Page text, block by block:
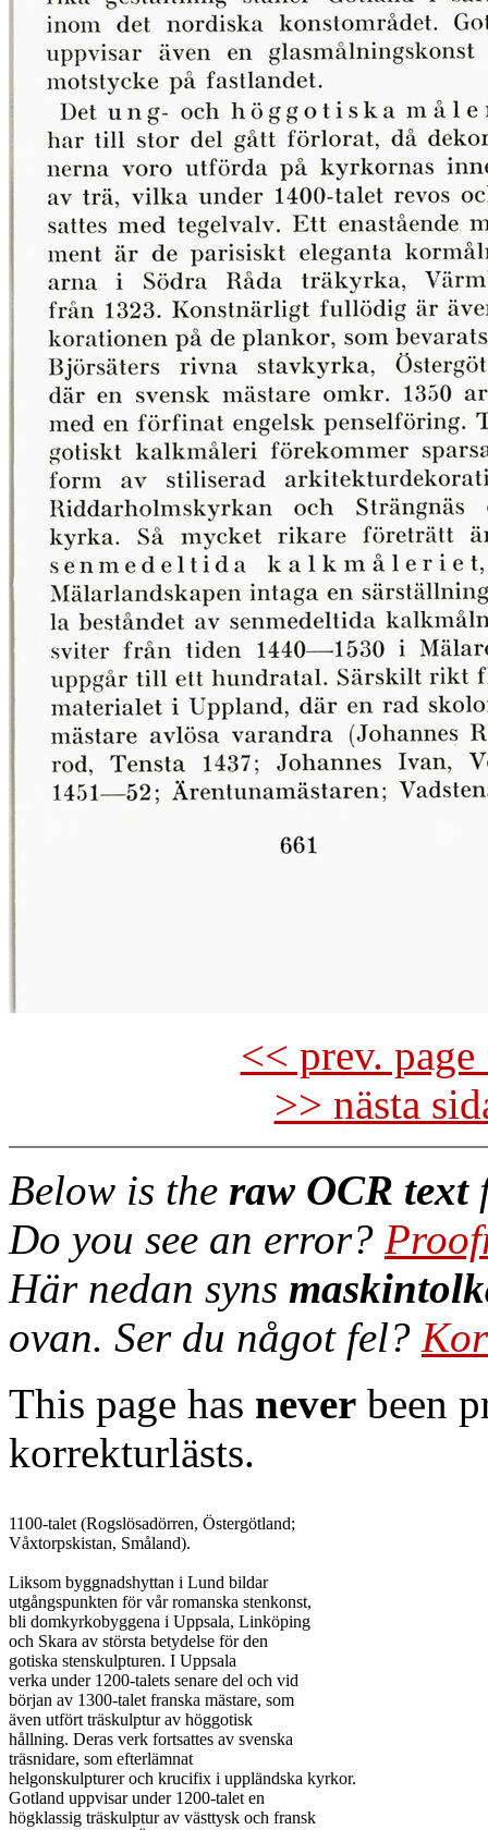
<< prev.
>> nästa
Below is the raw OCR text
Do you see an error?
Här nedan syns
ovan. Ser du något fel?
This page has never been
korrekturlästs.
1100-talet (Rogslösadörren, Östergötland;
Våxtorpskistan, Småland).
Liksom byggnadshyttan i Lund bildar
utgångspunkten för vår romanska stenkonst,
bli domkyrkobyggena i Uppsala, Linköping
och Skara av största betydelse för den
gotiska stenskulpturen. I Uppsala
verka under 1200-talets senare del och vid
början av 1300-talet franska mästare, som
även utfört träskulptur av höggotisk
hållning. Deras verk fortsattes av svenska
träsnidare, som efterlämnat
helgonskulpturer och krucifix i uppländska kyrkor.
Gotland uppvisar under 1200-talet en
högklassig träskulptur av västtysk och fransk